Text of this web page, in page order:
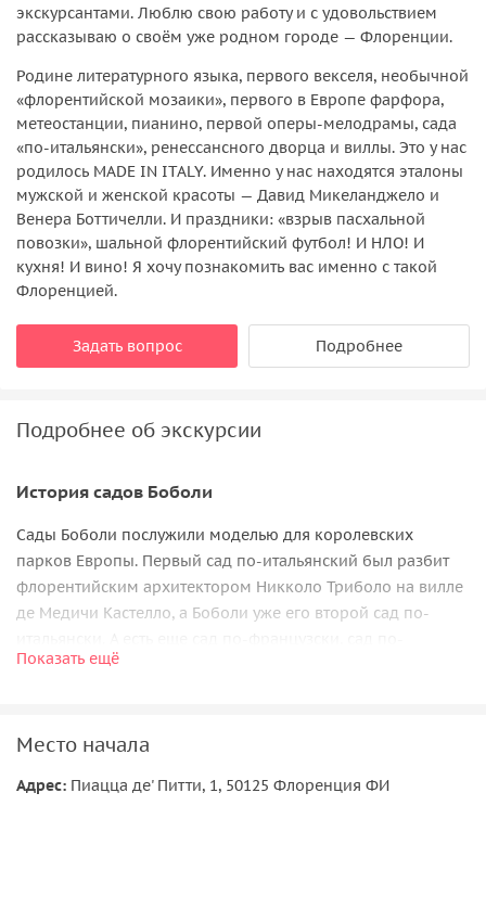
экскурсантами. Люблю свою работу и с удовольствием
рассказываю о своём уже родном городе — Флоренции.
Родине литературного языка, первого векселя, необычной
«флорентийской мозаики», первого в Европе фарфора,
метеостанции, пианино, первой оперы-мелодрамы, сада
«по-итальянски», ренессансного дворца и виллы. Это у нас
родилось MADE IN ITALY. Именно у нас находятся эталоны
мужской и женской красоты — Давид Микеланджело и
Венера Боттичелли. И праздники: «взрыв пасхальной
повозки», шальной флорентийский футбол! И НЛО! И
кухня! И вино! Я хочу познакомить вас именно с такой
Флоренцией.
Задать вопрос Подробнее
Подробнее об экскурсии
История садов Боболи
Сады Боболи послужили моделью для королевских
парков Европы. Первый сад по-итальянский был разбит
флорентийским архитектором Никколо Триболо на вилле
де Медичи Кастелло, а Боболи уже его второй сад по-
английски. Какая же между ними разница? Сад по-
разделением пространства, обязательной симметрией,
и пропорции, гармония и порядок — главные идеи
Показать ещё
Место начала
Адрес: Пиацца де' Питти, 1, 50125 Флоренция ФИ